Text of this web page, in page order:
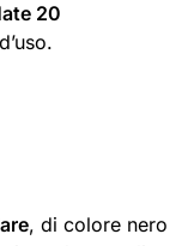
20
, di colore nero